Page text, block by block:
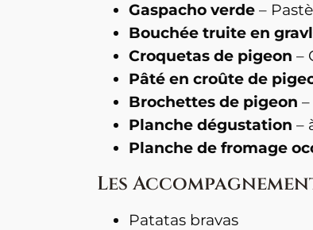
Gaspacho verde –
Bouchée truite en
Croquetas de pigeon –
Pâté en croûte de
Brochettes de pigeon
Planche dégustation –
Planche de fromage
Les
Patatas bravas